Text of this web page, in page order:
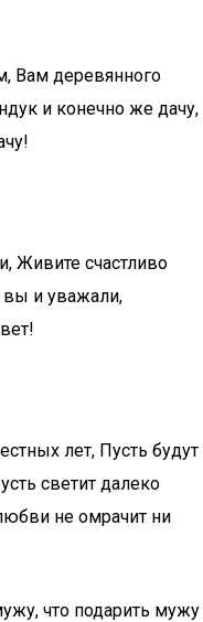
Вам деревянного
и конечно же дачу,
Живите счастливо
вы и уважали,
лет, Пусть будут
светит далеко
не омрачит ни
что подарить мужу